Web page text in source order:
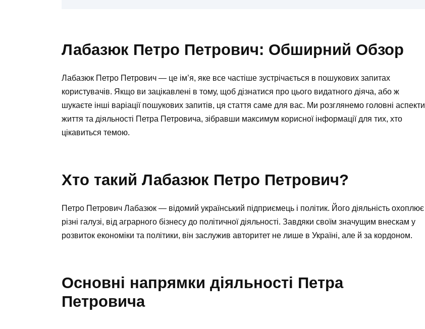
Лабазюк Петро Петрович: Обширний Обзор
Лабазюк Петро Петрович — це ім’я, яке все частіше зустрічається в пошукових запитах
користувачів. Якщо ви зацікавлені в тому, щоб дізнатися про цього видатного діяча, або ж
шукаєте інші варіації пошукових запитів, ця стаття саме для вас. Ми розглянемо головні аспекти
життя та діяльності Петра Петровича, зібравши максимум корисної інформації для тих, хто
цікавиться темою.
Хто такий Лабазюк Петро Петрович?
Петро Петрович Лабазюк — відомий український підприємець і політик. Його діяльність охоплює
різні галузі, від аграрного бізнесу до політичної діяльності. Завдяки своїм значущим внескам у
розвиток економіки та політики, він заслужив авторитет не лише в Україні, але й за кордоном.
Основні напрямки діяльності Петра
Петровича